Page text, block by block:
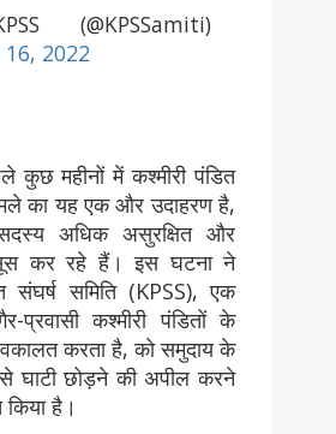
(@KPSSamiti)
2022
कुछ महीनों में कश्मीरी पंडित
का यह एक और उदाहरण है,
अधिक असुरक्षित और
कर रहे हैं। इस घटना ने
संघर्ष समिति (KPSS), एक
प्रवासी कश्मीरी पंडितों के
वकालत करता है, को समुदाय के
घाटी छोड़ने की अपील करने
है।